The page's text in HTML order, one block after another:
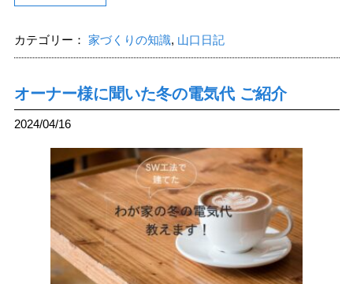
カテゴリー： 家づくりの知識, 山口日記
オーナー様に聞いた冬の電気代 ご紹介
2024/04/16